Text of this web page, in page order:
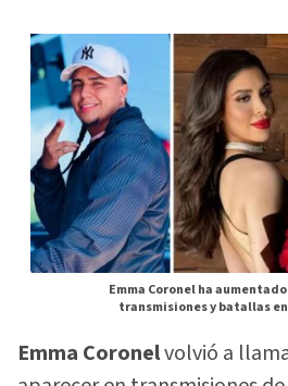
Emma Coronel ha
transmisiones y batallas
Emma Coronelvolvió a